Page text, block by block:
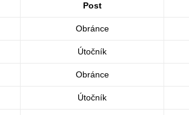
Post
Obránce
Útočník
Obránce
Útočník